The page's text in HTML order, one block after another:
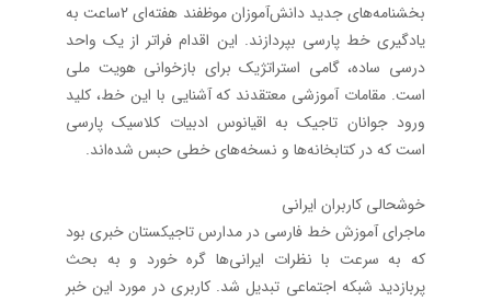
بخشنامه‌های جدید دانش‌آموزان موظفند هفته‌ای 2‌ساعت به
یادگیری خط پارسی بپردازند. این اقدام فراتر از یک واحد
درسی ساده، گامی استراتژیک برای بازخوانی هویت ملی
است. مقامات آموزشی معتقدند که آشنایی با این خط، کلید
ورود جوانان تاجیک به اقیانوس ادبیات کلاسیک پارسی
است که در کتابخانه‌ها و نسخه‌های خطی حبس شده‌اند.
خوشحالی کاربران ایرانی
ماجرای آموزش خط فارسی در مدارس تاجیکستان خبری بود
که به سرعت با نظرات ایرانی‌ها گره خورد و به بحث
پربازدید شبکه اجتماعی تبدیل شد. کاربری در مورد این خبر